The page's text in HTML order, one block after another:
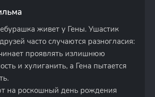
живет у Гены. Ушастик
часто случаются разногласия:
проявлять излишнюю
и хулиганить, а Гена пытается
на роскошный день рождения